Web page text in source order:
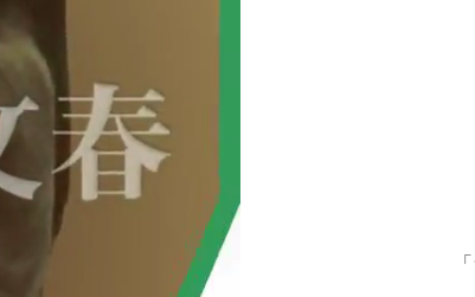
「最悪の空気のまま解散」WBC日本代表“敗戦”
希